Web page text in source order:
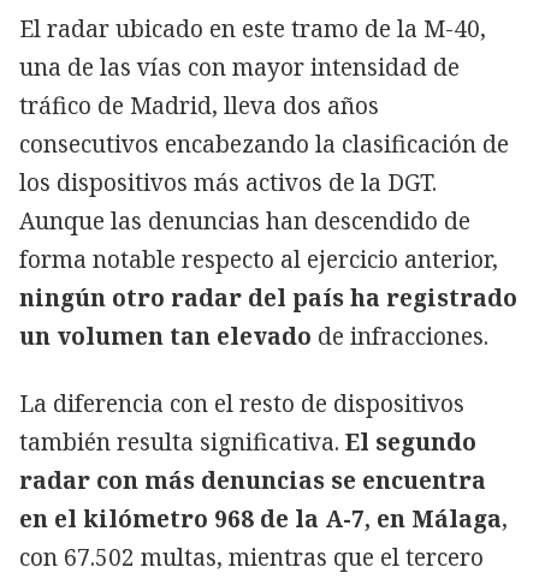
El radar ubicado en este tramo de la M-40,
una de las vías con mayor intensidad de
tráfico de Madrid, lleva dos años
consecutivos encabezando la clasificación de
los dispositivos más activos de la DGT.
Aunque las denuncias han descendido de
forma notable respecto al ejercicio anterior,
ningún otro radar del país ha registrado
un volumen tan elevado de infracciones.
La diferencia con el resto de dispositivos
también resulta significativa. El segundo
radar con más denuncias se encuentra
en el kilómetro 968 de la A-7, en Málaga,
con 67.502 multas, mientras que el tercero